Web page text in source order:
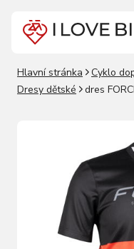
Hlavní stránka Cyklo
Dresy dětské
dres